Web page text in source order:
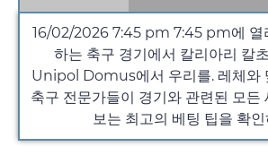
16/02/2026 7:45 pm 7:45 pm에 열
하는 축구 경기에서 칼리아리 칼
Unipol Domus에서 우리를. 레체와
축구 전문가들이 경기와 관련된 모든
보는 최고의 베팅 팁을 확